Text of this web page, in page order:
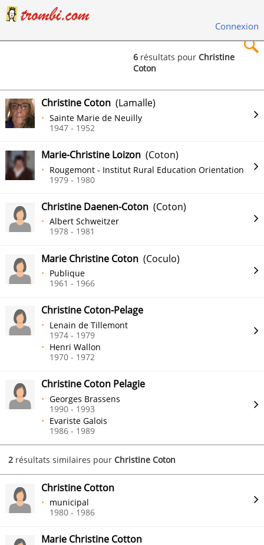
Connexion
Rechercher
6 résultats pourChristine
Coton
Christine Coton (Lamalle)
Sainte Marie de Neuilly
1947 - 1952
Marie-Christine Loizon (Coton)
Rougemont - Institut Rural Education Orientation
1979 - 1980
Christine Daenen-Coton (Coton)
Albert Schweitzer
1978 - 1981
Marie Christine Coton (Coculo)
Publique
1961 - 1966
Christine Coton-Pelage
Lenain de Tillemont
1974 - 1979
Henri Wallon
1970 - 1972
Christine Coton Pelagie
Georges Brassens
1990 - 1993
Evariste Galois
1986 - 1989
2 résultats similaires pourChristine Coton
Christine Cotton
municipal
1980 - 1986
Marie Christine Cotton